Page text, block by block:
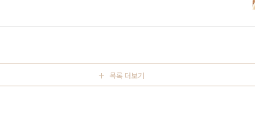
족으로 여기는 사람들을 의미합니다. 펫코노미라는 것은
목록 더보기